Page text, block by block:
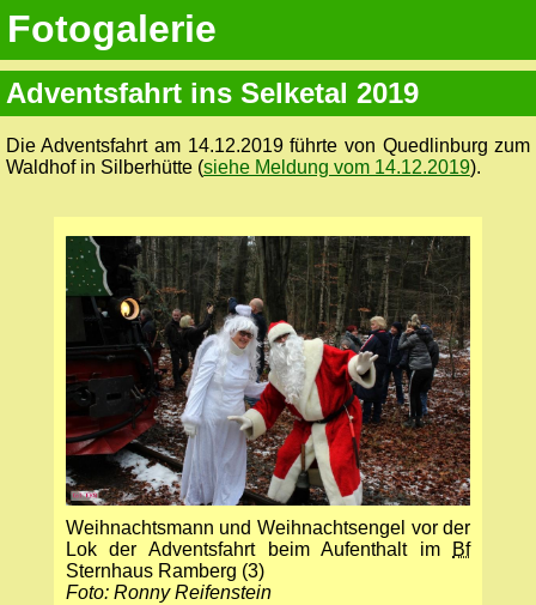
Fotogalerie
Adventsfahrt ins Selketal 2019
Die Adventsfahrt am 14.12.2019 führte von Quedlinburg zum
Waldhof in Silberhütte (siehe Meldung vom 14.12.2019).
Weihnachtsmann und Weihnachtsengel vor der
Lok der Adventsfahrt beim Aufenthalt im
Bf
Sternhaus Ramberg (3)
Foto: Ronny Reifenstein